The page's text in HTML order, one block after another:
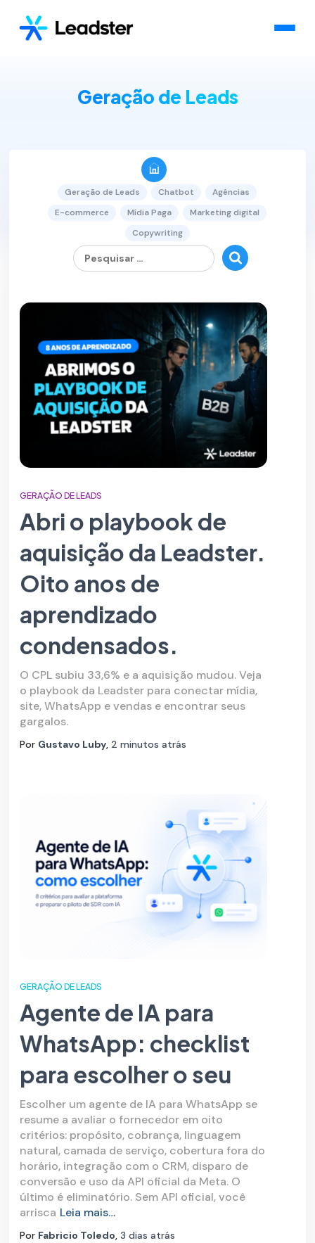
Geração de Leads
Geração de Leads Chatbot
Agências
E-commerce
Mídia Paga
Marketing digital
Copywriting
Pesquisar
por:
GERAÇÃO DE LEADS
Abri o playbook de
aquisição da Leadster.
Oito anos de
aprendizado
condensados.
O CPL subiu 33,6% e a aquisição mudou. Veja
o playbook da Leadster para conectar mídia,
site, WhatsApp e vendas e encontrar seus
gargalos.
Por Gustavo Luby, 2 minutos atrás
GERAÇÃO DE LEADS
Agente de IA para
WhatsApp: checklist
para escolher o seu
Escolher um agente de IA para WhatsApp se
resume a avaliar o fornecedor em oito
critérios: propósito, cobrança, linguagem
natural, camada de serviço, cobertura fora do
horário, integração com o CRM, disparo de
conversão e uso da API oficial da Meta. O
último é eliminatório. Sem API oficial, você
arrisca Leia mais…
Por Fabricio Toledo,3 dias atrás